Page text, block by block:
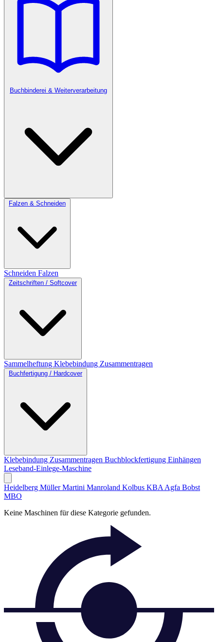
Buchbinderei & Weiterverarbeitung
Falzen & Schneiden
Schneiden Falzen
Zeitschriften / Softcover
Sammelheftung Klebebindung Zusammentragen
Buchfertigung / Hardcover
Klebebindung Zusammentragen Buchblockfertigung Einhängen
Leseband-Einlege-Maschine
Heidelberg Müller Martini Manroland Kolbus KBA Agfa Bobst
MBO
Keine Maschinen für diese Kategorie gefunden.